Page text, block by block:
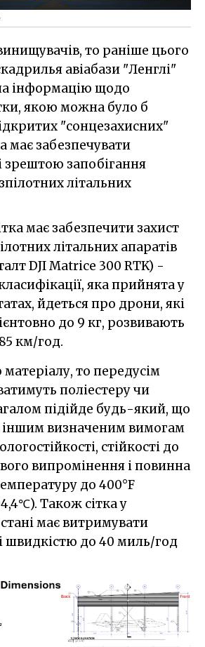
то раніше цього
авіабази "Ленглі"
інформацію щодо
якою можна було б
"сонцезахисних"
має забезпечувати
зрештою запобігання
літальних
має забезпечити захист
літальних апаратів
DJI Matrice 300 RTK) -
яка прийнята у
йдеться про дрони, які
до 9 кг, розвивають
км/год.
то передусім
поліестеру чи
підійде будь-який, що
іншим визначеним вимогам
стійкості до
випромінення і повинна
до 400°F
Також сітка у
має витримувати
швидкістю до 40 миль/год